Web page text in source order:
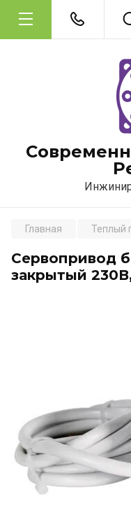
Главная Теплый
Сервопривод
закрытый